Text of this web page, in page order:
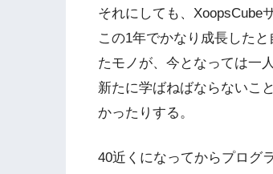
それにしても、XoopsCube
この1年でかなり成長した
たモノが、今となっては一
新たに学ばねばならないこ
かったりする。
40近くになってからプログ